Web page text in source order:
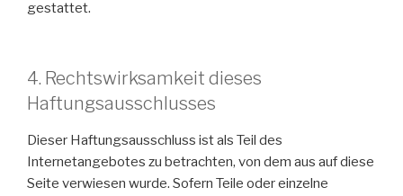
gestattet.
4. Rechtswirksamkeit dieses
Haftungsausschlusses
Dieser Haftungsausschluss ist als Teil des
Internetangebotes zu betrachten, von dem aus auf diese
Seite verwiesen wurde. Sofern Teile oder einzelne